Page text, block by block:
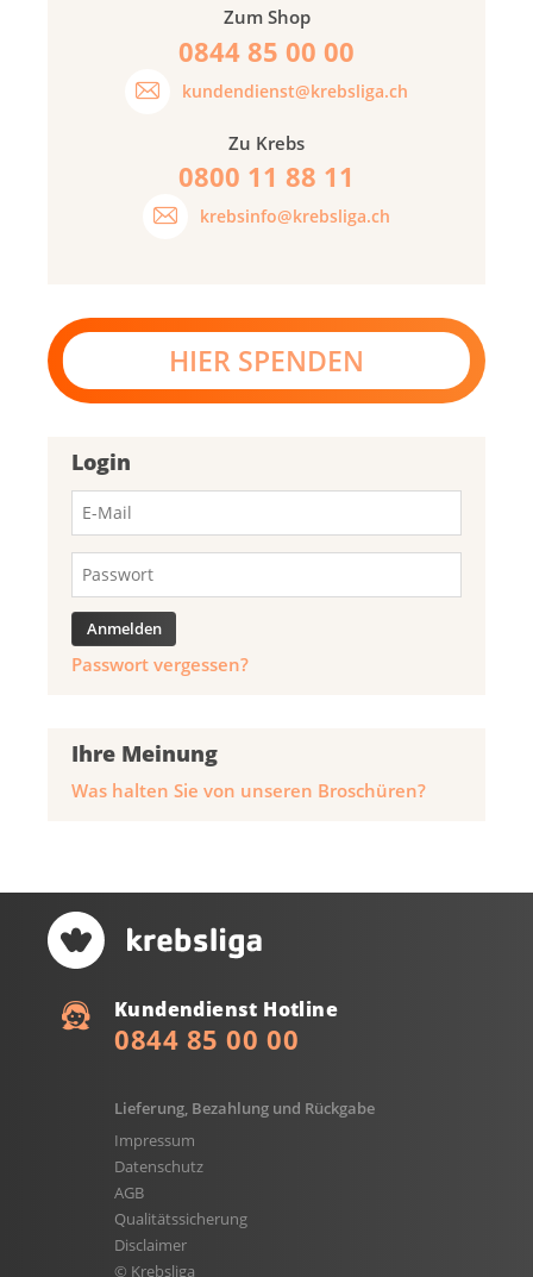
Zum Shop
0844 85 00 00
kundendienst@krebsliga.ch
Zu Krebs
0800 11 88 11
krebsinfo@krebsliga.ch
HIER SPENDEN
Login
Passwort vergessen?
Ihre Meinung
Was halten Sie von unseren Broschüren?
Kundendienst Hotline
0844 85 00 00
Lieferung, Bezahlung und Rückgabe
Impressum
Datenschutz
AGB
Qualitätssicherung
Disclaimer
© Krebsliga